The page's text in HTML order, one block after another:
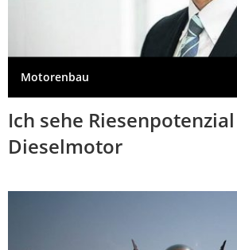
Motorenbau
Ich sehe
Dieselmotor